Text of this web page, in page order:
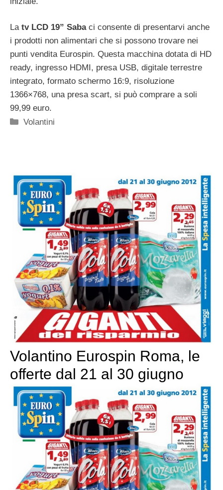
La tv LCD 19” Sabaci consente di presentarvi anche
i prodotti non alimentari che si possono trovare nei
punti vendita Eurospin. Questa macchina dotata di HD
ready, ingresso HDMI, presa USB, digitale terrestre
integrato, formato schermo 16:9, risoluzione
1366×768, una presa scart, si può comprare a soli
99,99 euro.
Categorie
Volantini
Volantino Eurospin Roma, le
offerte dal 21 al 30 giugno